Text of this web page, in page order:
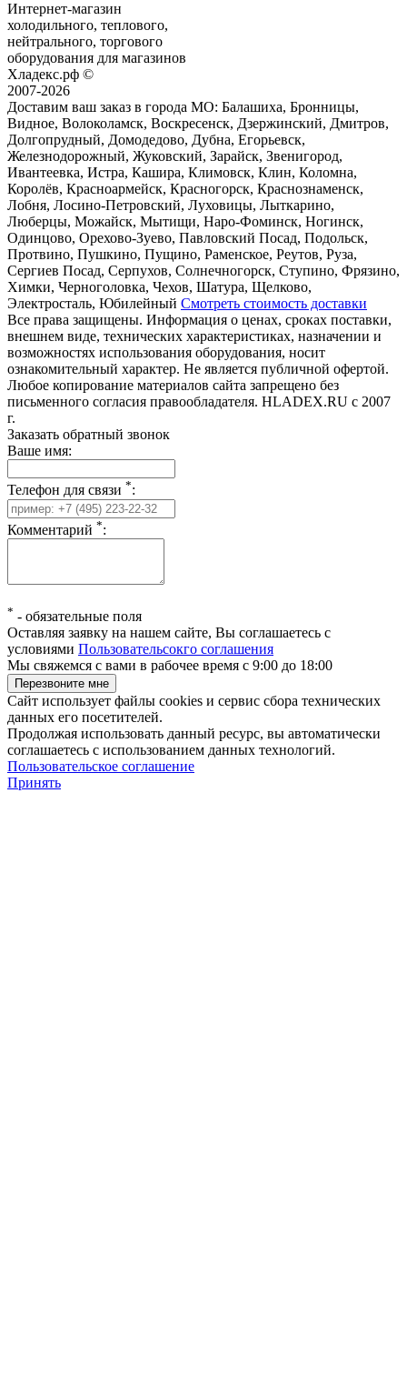
Интернет-магазин
холодильного, теплового,
нейтрального, торгового
оборудования для магазинов
Хладекс.рф ©
2007-2026
Доставим ваш заказ в города МО: Балашиха, Бронницы,
Видное, Волоколамск, Воскресенск, Дзержинский, Дмитров,
Долгопрудный, Домодедово, Дубна, Егорьевск,
Железнодорожный, Жуковский, Зарайск, Звенигород,
Ивантеевка, Истра, Кашира, Климовск, Клин, Коломна,
Королёв, Красноармейск, Красногорск, Краснознаменск,
Лобня, Лосино-Петровский, Луховицы, Лыткарино,
Люберцы, Можайск, Мытищи, Наро-Фоминск, Ногинск,
Одинцово, Орехово-Зуево, Павловский Посад, Подольск,
Протвино, Пушкино, Пущино, Раменское, Реутов, Руза,
Сергиев Посад, Серпухов, Солнечногорск, Ступино, Фрязино,
Химки, Черноголовка, Чехов, Шатура, Щелково,
Электросталь, Юбилейный Смотреть стоимость доставки
Все права защищены. Информация о ценах, сроках поставки,
внешнем виде, технических характеристиках, назначении и
возможностях использования оборудования, носит
ознакомительный характер. Не является публичной офертой.
Любое копирование материалов сайта запрещено без
письменного согласия правообладателя. HLADEX.RU c 2007
г.
Заказать обратный звонок
Ваше имя:
Телефон для связи *:
Комментарий *:
* - обязательные поля
Оставляя заявку на нашем сайте, Вы соглашаетесь с
условиями Пользовательсокго соглашения
Мы свяжемся с вами в рабочее время с 9:00 до 18:00
Сайт использует файлы cookies и сервис сбора технических
данных его посетителей.
Продолжая использовать данный ресурс, вы автоматически
соглашаетесь с использованием данных технологий.
Пользовательское соглашение
Принять